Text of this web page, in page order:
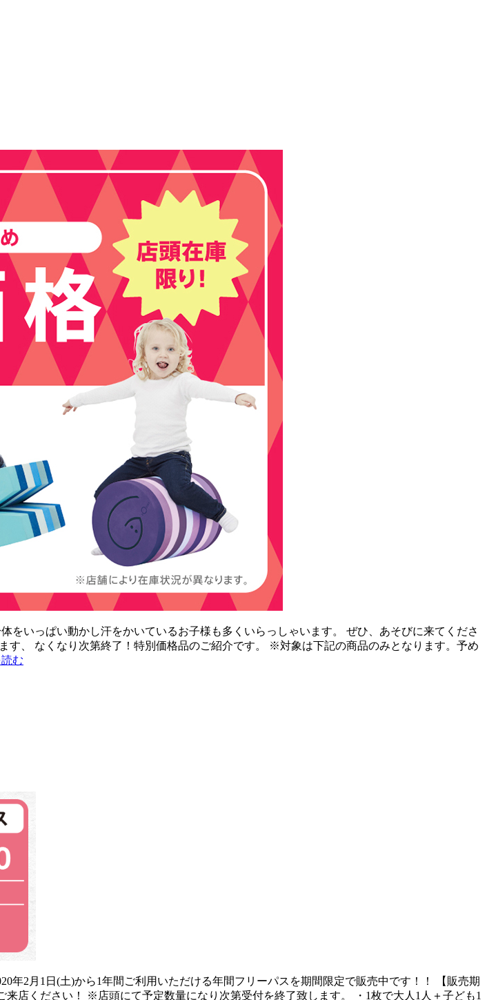
いっぱい動かし汗をかいているお子様も多くいらっしゃいます。 ぜひ、あそびに来てくださ
す、 なくなり次第終了！特別価格品のご紹介です。 ※対象は下記の商品のみとなります。予め
む
2月1日(土)から1年間ご利用いただける年間フリーパスを期間限定で販売中です！！ 【販売期
店ください！ ※店頭にて予定数量になり次第受付を終了致します。 ・1枚で大人1人＋子ども1